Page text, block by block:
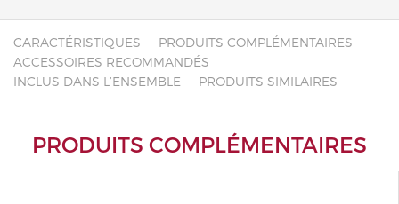
CARACTÉRISTIQUES
PRODUITS COMPLÉMENTAIRES
ACCESSOIRES RECOMMANDÉS
INCLUS DANS L’ENSEMBLE
PRODUITS SIMILAIRES
PRODUITS COMPLÉMENTAIRES